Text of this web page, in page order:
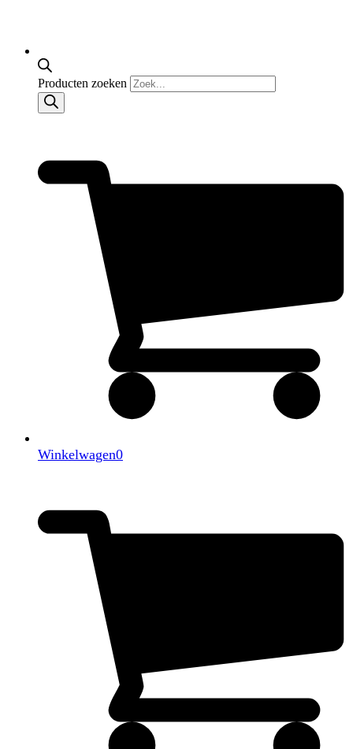
Producten zoeken
Winkelwagen0